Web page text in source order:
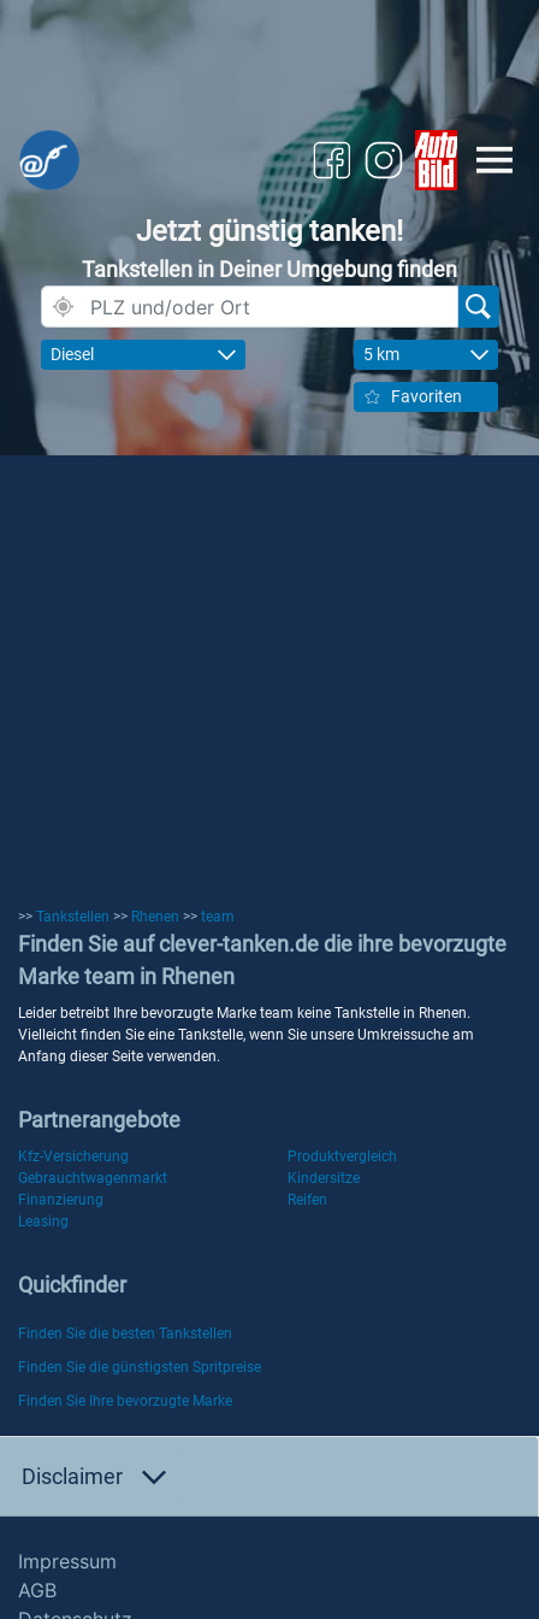
Jetzt günstig tanken!
Tankstellen in Deiner Umgebung finden
Diesel 5 km
Favoriten
>> Tankstellen >> Rhenen >> team
Finden Sie auf clever-tanken.de die ihre bevorzugte
Marke team in Rhenen
Leider betreibt Ihre bevorzugte Marke team keine Tankstelle in Rhenen.
Vielleicht finden Sie eine Tankstelle, wenn Sie unsere Umkreissuche am
Anfang dieser Seite verwenden.
Partnerangebote
Kfz-Versicherung
Produktvergleich
Gebrauchtwagenmarkt
Kindersitze
Finanzierung
Reifen
Leasing
Quickfinder
Finden Sie die besten Tankstellen
Finden Sie die günstigsten Spritpreise
Finden Sie Ihre bevorzugte Marke
Disclaimer
Impressum
AGB